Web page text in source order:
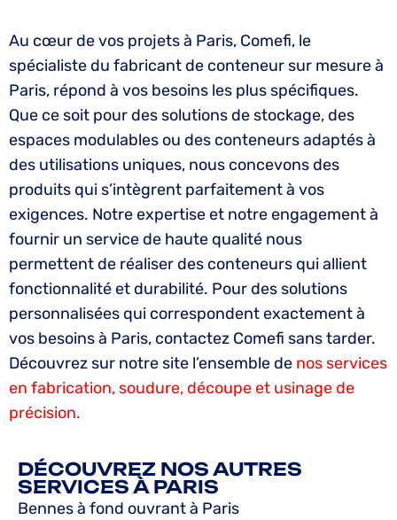
Au cœur de vos projets à Paris, Comefi, le
spécialiste du fabricant de conteneur sur mesure à
Paris, répond à vos besoins les plus spécifiques.
Que ce soit pour des solutions de stockage, des
espaces modulables ou des conteneurs adaptés à
des utilisations uniques, nous concevons des
produits qui s’intègrent parfaitement à vos
exigences. Notre expertise et notre engagement à
fournir un service de haute qualité nous
permettent de réaliser des conteneurs qui allient
fonctionnalité et durabilité. Pour des solutions
personnalisées qui correspondent exactement à
vos besoins à Paris, contactez Comefi sans tarder.
Découvrez sur notre site l’ensemble de nos services
en fabrication, soudure, découpe et usinage de
précision.
DÉCOUVREZ NOS AUTRES
SERVICES À PARIS
Bennes à fond ouvrant à Paris